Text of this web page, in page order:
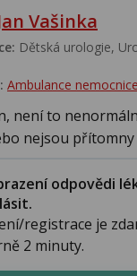
Vašinka
Dětská urologie,
Ambulance
není to
nejsou
odpovědi
registrace je
2 minuty.